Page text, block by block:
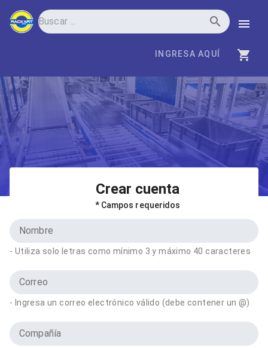
INGRESA AQUÍ
Crear cuenta
* Campos requeridos
Nombre
- Utiliza solo letras como mínimo 3 y máximo 40 caracteres
Correo
- Ingresa un correo electrónico válido (debe contener un @)
Compañía